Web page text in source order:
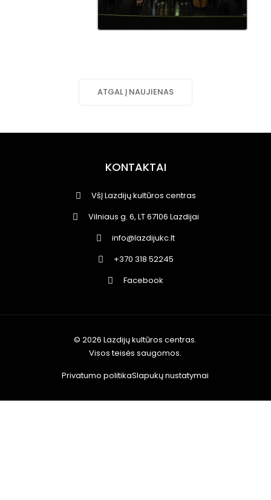
ATGAL Į NAUJIENAS
KONTAKTAI
VšĮ Lazdijų kultūros centras
Vilniaus g. 6, LT 67106 Lazdijai
info@lazdijukc.lt
+370 318 52245
Facebook
© 2026 Lazdijų kultūros centras.
Visos teisės saugomos.
Privatumo politikaSlapukų nustatymai